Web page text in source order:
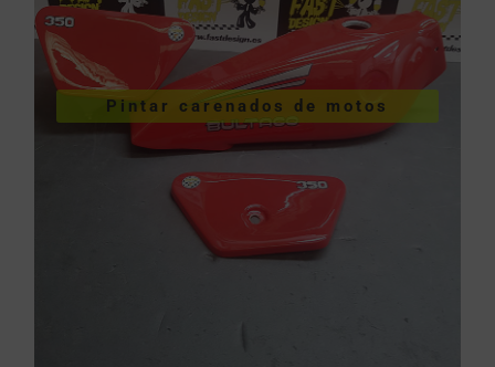
Pintar carenados de motos
Pintar carenados de
motos
VER PINTURA DE CARENADOS